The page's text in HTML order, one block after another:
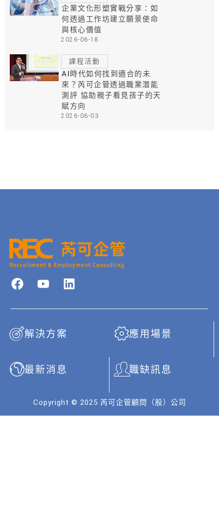
企業文化形塑實戰分享：如
何透過工作坊建立願景使命
與核心價值
2026-06-18
課程活動
AI時代如何找到適合的未
來？芮可企管透過職業潛能
測評 協助親子看見孩子的天
賦方向
2026-06-03
F
a
e
b
o
k
Y
o
t
u
b
L
i
k
解決方案 應用場景
最新消息 職缺訊息
Copyright © 2025 芮可企管顧問（股）公司